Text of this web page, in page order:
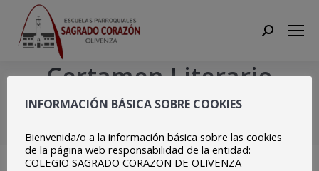
Search:
Certamen Literario
obras_Página_05
Estás aquí:
Inicio Certamen Literario obras_Página_05
INFORMACIÓN BÁSICA SOBRE COOKIES
Bienvenida/o a la información básica sobre las cookies
de la página web responsabilidad de la entidad:
COLEGIO SAGRADO CORAZON DE OLIVENZA